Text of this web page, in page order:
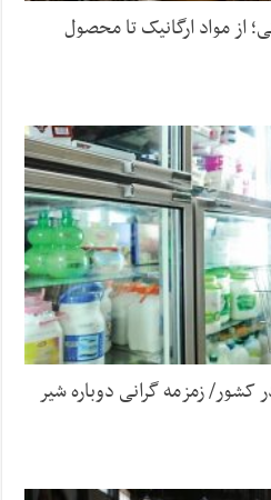
از مواد ارگانیک تا محصول
زمزمه گرانی دوباره شیر